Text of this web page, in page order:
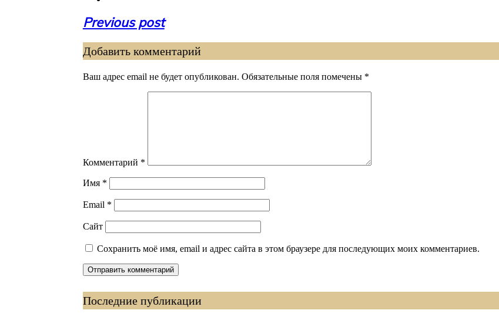
Навигация
записям
Previous post
Добавить комментарий
Ваш адрес email не будет опубликован. Обязательные поля помечены *
Комментарий *
Имя *
Email *
Сайт
Сохранить моё имя, email и адрес сайта в этом браузере для последующих моих комментариев.
Последние публикации